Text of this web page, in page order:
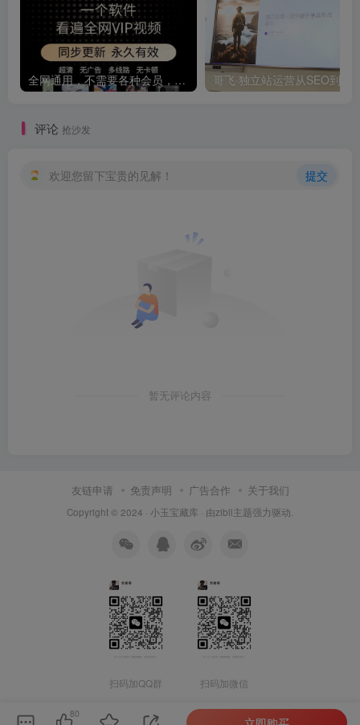
全网通用，不需要各种会员，再也不缺电影看！！
评论 抢沙发
欢迎您留下宝贵的见解！ 提交
暂无评论内容
友链申请 免责声明 广告合作 关于我们
Copyright © 2024 · 小玉宝藏库 · 由zibll主题强力驱动.
扫码加QQ群 扫码加微信
80